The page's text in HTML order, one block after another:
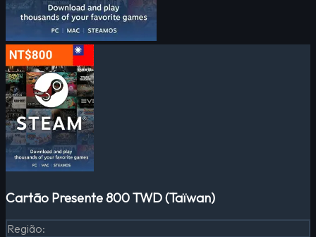
Cartão Presente 800 TWD (Taïwan)
Região: